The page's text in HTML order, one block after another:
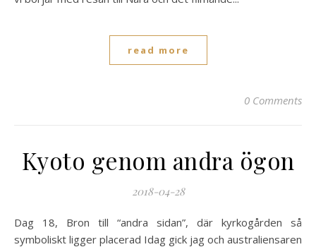
read more
0 Comments
Kyoto genom andra ögon
2018-04-28
Dag 18, Bron till “andra sidan”, där kyrkogården så
symboliskt ligger placerad Idag gick jag och australiensaren